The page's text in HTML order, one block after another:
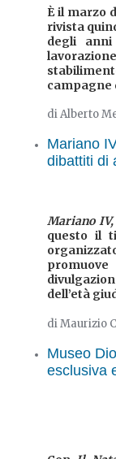
È il marzo
rivista
degli
campagne
di Alberto
Mariano
dibattiti di
Mariano
questo il
dell’età
di Maurizio
Museo
esclusiva